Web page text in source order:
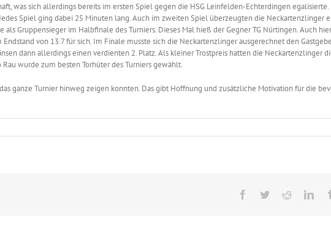
was sich allerdings bereits im ersten Spiel gegen die HSG Leinfelden-Echterdingen egalisierte.
Spiel ging dabei 25 Minuten lang. Auch im zweiten Spiel überzeugten die Neckartenzlinger
Gruppensieger im Halbfinale des Turniers. Dieses Mal hieß der Gegner TG Nürtingen. Auch
von 13:7 für sich. Im Finale musste sich die Neckartenzlinger ausgerechnet den
dann allerdings einen verdienten 2. Platz. Als kleiner Trostpreis hatten die Neckartenzlinger
wurde zum besten Torhüter des Turniers gewählt.
ganze Turnier hinweg zeigen konnten. Das gibt Hoffnung und zusätzliche Motivation für die
Facebook
TwitterReddit